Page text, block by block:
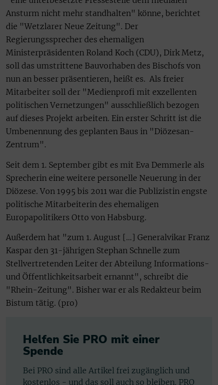
Ansturm nicht mehr standhalten" könne, berichtet
die "Wetzlarer Neue Zeitung". Der
Regierungssprecher des ehemaligen
Ministerpräsidenten Roland Koch (CDU), Dirk Metz,
soll das umstrittene Bauvorhaben des Bischofs von
nun an besser präsentieren, heißt es. Als freier
Mitarbeiter soll der "Medienprofi mit exzellenten
politischen Vernetzungen" ausschließlich bezogen
auf dieses Projekt arbeiten. Ein erster Schritt ist die
Umbenennung des geplanten Baus in "Diözesan-
Zentrum".
Seit dem 1. September gibt es mit Eva Demmerle als
Sprecherin eine weitere personelle Neuerung in der
Diözese. Von 1995 bis 2011 war die Publizistin engste
politische Mitarbeiterin des ehemaligen
Europapolitikers Otto von Habsburg.
Außerdem hat "zum 1. August […] Generalvikar Franz
Kaspar den 31-jährigen Stephan Schnelle zum
Stellvertretenden Leiter der Abteilung Informations-
und Öffentlichkeitsarbeit ernannt", schreibt die
"Rhein-Zeitung". Bisher war er als Redakteur beim
Bistum tätig. (pro)
Helfen Sie PRO mit einer
Spende
Bei PRO sind alle Artikel frei zugänglich und
kostenlos - und das soll auch so bleiben. PRO